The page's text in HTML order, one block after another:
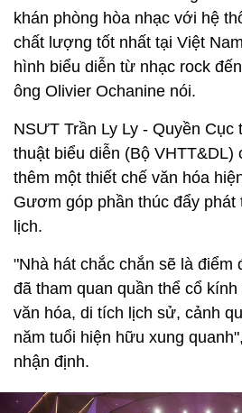
khán phòng hòa nhạc với hệ
chất lượng tốt nhất tại Việt
hình biểu diễn từ nhạc rock
ông Olivier Ochanine nói.
NSƯT Trần Ly Ly - Quyền
thuật biểu diễn (Bộ VHTT&DL)
thêm một thiết chế văn hóa
Gươm góp phần thúc đẩy phát
lịch.
"Nhà hát chắc chắn sẽ là điểm
đã tham quan quần thể cổ
văn hóa, di tích lịch sử, cảnh
năm tuổi hiện hữu xung
nhận định.